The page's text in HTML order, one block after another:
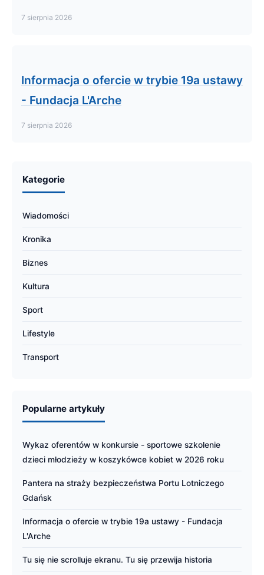
7 sierpnia 2026
Informacja o ofercie w trybie 19a ustawy
- Fundacja L'Arche
7 sierpnia 2026
Kategorie
Wiadomości
Kronika
Biznes
Kultura
Sport
Lifestyle
Transport
Popularne artykuły
Wykaz oferentów w konkursie - sportowe szkolenie
dzieci młodzieży w koszykówce kobiet w 2026 roku
Pantera na straży bezpieczeństwa Portu Lotniczego
Gdańsk
Informacja o ofercie w trybie 19a ustawy - Fundacja
L'Arche
Tu się nie scrolluje ekranu. Tu się przewija historia